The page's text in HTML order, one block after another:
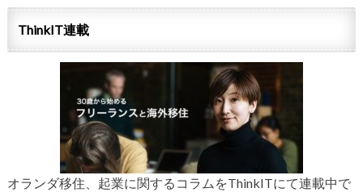
ThinkIT連載
オランダ移住、起業に関するコラムをThinkITにて連載中で